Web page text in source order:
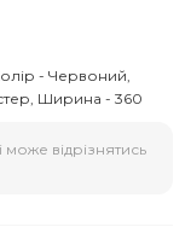
- Червоний,
Ширина - 360
може відрізнятись